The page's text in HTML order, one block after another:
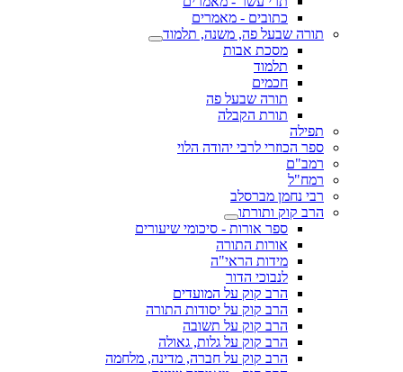
כתובים - מאמרים
תורה שבעל פה, משנה, תלמוד
מסכת אבות
תלמוד
חכמים
תורה שבעל פה
תורת הקבלה
תפילה
ספר הכוזרי לרבי יהודה הלוי
רמב"ם
רמח"ל
רבי נחמן מברסלב
הרב קוק ותורתו
ספר אורות - סיכומי שיעורים
אורות התורה
מידות הראי"ה
לנבוכי הדור
הרב קוק על המועדים
הרב קוק על יסודות התורה
הרב קוק על תשובה
הרב קוק על גלות, גאולה
הרב קוק על חברה, מדינה, מלחמה